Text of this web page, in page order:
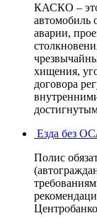
КАСКО – это
автомобиль
аварии,
хищения,
договора
Езда без
Полис